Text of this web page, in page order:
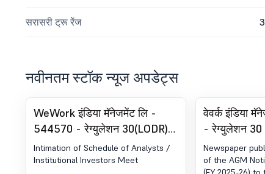
सरासरी ट्रू रेंज
नवीनतम स्टॉक न्यूज अपडेट्स
WeWork इंडिया मॅनेजमेंट लि -
544570 - रेग्युलेशन 30(LODR)
अंतर्गत घोषणा - ॲनालिस्ट/इन्व्हेस्टर
मीट - सूचना
Intimation of Schedule of Analysts /
Institutional Investors Meet
वेवर्क इंडिया
- रेग्युलेशन 30
घोषणा -
Newspaper
of the AGM